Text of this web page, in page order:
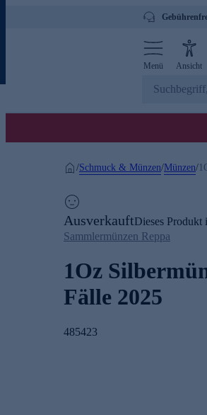
Menü Ansicht
/Schmuck & Münzen/Münzen/
AusverkauftDieses Produkt
Sammlermünzen Reppa
1Oz
Fälle 2025
485423